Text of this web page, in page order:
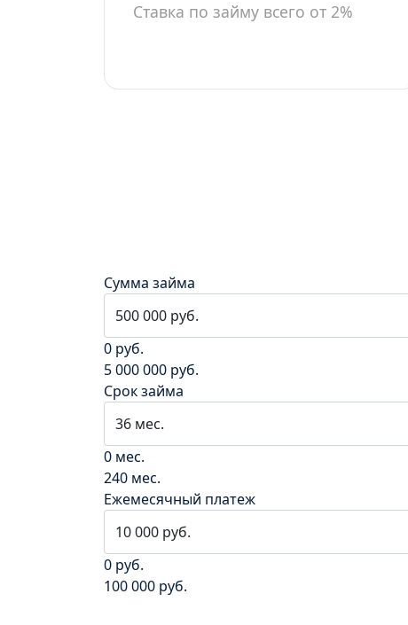
Ставка по займу всего от 2%
Сумма займа
0 руб.
5 000 000 руб.
Срок займа
0 мес.
240 мес.
Ежемесячный платеж
0 руб.
100 000 руб.